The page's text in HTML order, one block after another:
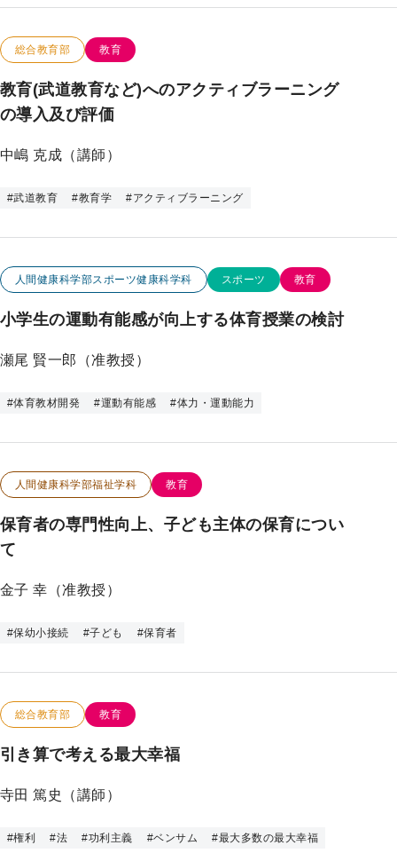
この研究のカテゴリー
総合教育部 教育
教育(武道教育など)へのアクティブラーニング
の導入及び評価
中嶋 克成（講師）
この研究のキーワード
#武道教育 #教育学 #アクティブラーニング
この研究のカテゴリー
人間健康科学部スポーツ健康科学科 スポーツ 教育
小学生の運動有能感が向上する体育授業の検討
瀬尾 賢一郎（准教授）
この研究のキーワード
#体育教材開発 #運動有能感 #体力・運動能力
この研究のカテゴリー
人間健康科学部福祉学科 教育
保育者の専門性向上、子ども主体の保育につい
て
金子 幸（准教授）
この研究のキーワード
#保幼小接続 #子ども #保育者
この研究のカテゴリー
総合教育部 教育
引き算で考える最大幸福
寺田 篤史（講師）
この研究のキーワード
#権利 #法 #功利主義 #ベンサム #最大多数の最大幸福